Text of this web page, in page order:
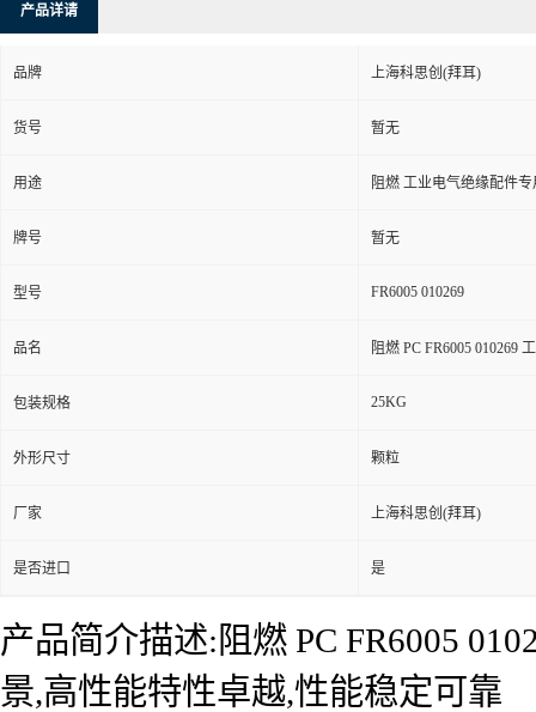
产品详请
品牌 上海科思创(拜耳)
货号 暂无
用途 阻燃 工业电气绝缘配件专
牌号 暂无
型号 FR6005 010269
品名 阻燃 PC FR6005 010269
包装规格 25KG
外形尺寸 颗粒
厂家 上海科思创(拜耳)
是否进口 是
产品简介描述:阻燃 PC FR6005
景,高性能特性卓越,性能稳定可靠